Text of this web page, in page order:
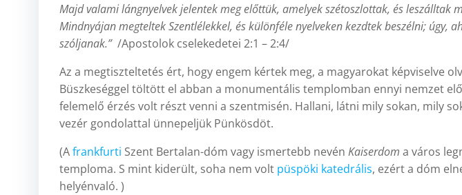
Majd valami lángnyelvek jelentek meg előttük, amelyek szétoszlottak, és leszálltak
Mindnyájan megteltek Szentlélekkel, és különféle nyelveken kezdtek beszélni; úgy,
szóljanak.”/Apostolok cselekedetei 2:1 – 2:4/
Az a megtiszteltetés ért, hogy engem kértek meg, a magyarokat képviselve
Büszkeséggel töltött el abban a monumentális templomban ennyi nemzet
felemelő érzés volt részt venni a szentmisén. Hallani, látni mily sokan, mily
vezér gondolattal ünnepeljük Pünkösdöt.
(Afrankfurti Szent Bertalan-dóm vagy ismertebb nevén Kaiserdom a város
temploma. S mint kiderült, soha nem volt püspöki katedrális, ezért a dóm
helyénvaló. )